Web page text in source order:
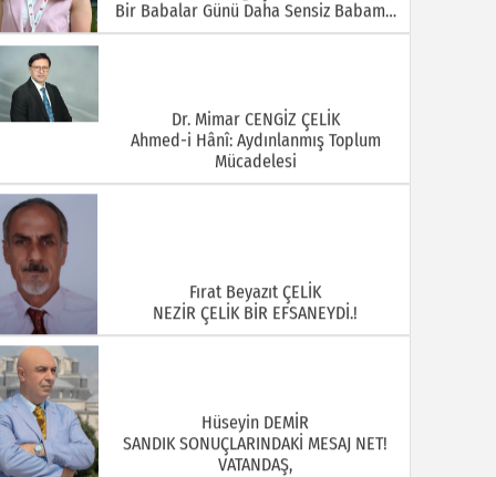
Bir Babalar Günü Daha Sensiz Babam…
Dr. Mimar CENGİZ ÇELİK
Ahmed-i Hânî: Aydınlanmış Toplum
Mücadelesi
Fırat Beyazıt ÇELİK
NEZİR ÇELİK BİR EFSANEYDİ.!
Hüseyin DEMİR
SANDIK SONUÇLARINDAKİ MESAJ NET!
VATANDAŞ,